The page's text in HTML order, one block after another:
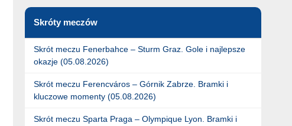
Skróty meczów
Skrót meczu Fenerbahce – Sturm Graz. Gole i najlepsze
okazje (05.08.2026)
Skrót meczu Ferencváros – Górnik Zabrze. Bramki i
kluczowe momenty (05.08.2026)
Skrót meczu Sparta Praga – Olympique Lyon. Bramki i